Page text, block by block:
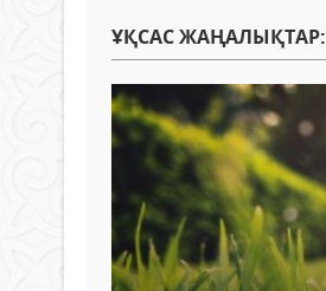
ҰҚСАС ЖАҢАЛЫҚТАР: